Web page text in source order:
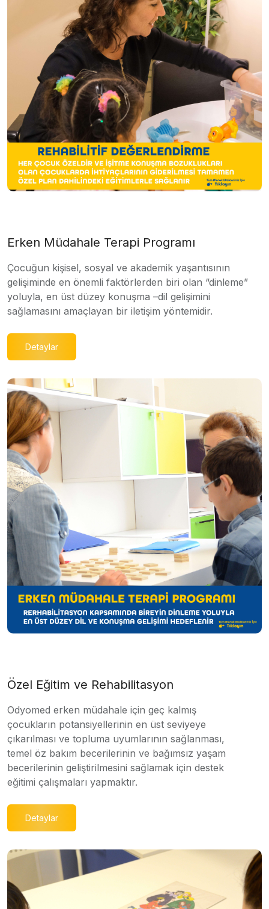
Erken Müdahale Terapi Programı
Çocuğun kişisel, sosyal ve akademik yaşantısının
gelişiminde en önemli faktörlerden biri olan “dinleme”
yoluyla, en üst düzey konuşma –dil gelişimini
sağlamasını amaçlayan bir iletişim yöntemidir.
Detaylar
Özel Eğitim ve Rehabilitasyon
Odyomed erken müdahale için geç kalmış
çocukların potansiyellerinin en üst seviyeye
çıkarılması ve topluma uyumlarının sağlanması,
temel öz bakım becerilerinin ve bağımsız yaşam
becerilerinin geliştirilmesini sağlamak için destek
eğitimi çalışmaları yapmaktır.
Detaylar